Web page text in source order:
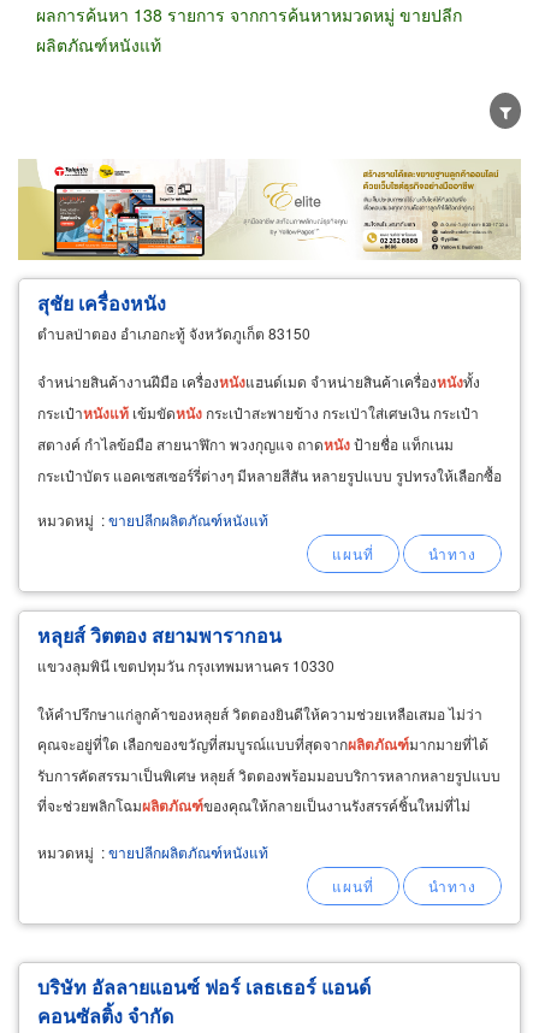
ผลการค้นหา 138 รายการ จากการค้นหาหมวดหมู่ ขายปลีก
ผลิตภัณฑ์หนังแท้
ขายส่ง ขายปลีก ผู้ผลิต
ตัวแทนจัดจำหน่าย
ผู้ส่งออก/นำเข้า
ธุรกิจบริการ
สุชัย เครื่องหนัง
ตำบลป่าตอง อำเภอกะทู้ จังหวัดภูเก็ต 83150
จำหน่ายสินค้างานฝีมือ เครื่องหนังแฮนด์เมด จำหน่ายสินค้าเครื่องหนังทั้ง
กระเป๋าหนังแท้ เข้มขัดหนัง กระเป๋าสะพายข้าง กระเป่าใส่เศษเงิน กระเป๋า
สตางค์ กำไลข้อมือ สายนาฬิกา พวงกุญแจ ถาดหนังป้ายชื่อ แท็กเนม
กระเป๋าบัตร แอคเซสเซอร์รี่ต่างๆ มีหลายสีสัน หลายรูปแบบ รูปทรงให้เลือกซื้อ
หมวดหมู่ :ขายปลีกผลิตภัณฑ์หนังแท้
หลุยส์ วิตตอง สยามพารากอน
แขวงลุมพินี เขตปทุมวัน กรุงเทพมหานคร 10330
ให้คำปรึกษาแก่ลูกค้าของหลุยส์ วิตตองยินดีให้ความช่วยเหลือเสมอ ไม่ว่า
คุณจะอยู่ที่ใด เลือกของขวัญที่สมบูรณ์แบบที่สุดจากผลิตภัณฑ์มากมายที่ได้
รับการคัดสรรมาเป็นพิเศษ หลุยส์ วิตตองพร้อมมอบบริการหลากหลายรูปแบบ
ที่จะช่วยพลิกโฉมผลิตภัณฑ์ของคุณให้กลายเป็นงานรังสรรค์ชิ้นใหม่ที่ไม่
หมวดหมู่ :ขายปลีกผลิตภัณฑ์หนังแท้
บริษัท อัลลายแอนซ์ ฟอร์ เลธเธอร์ แอนด์
คอนซัลติ้ง จำกัด